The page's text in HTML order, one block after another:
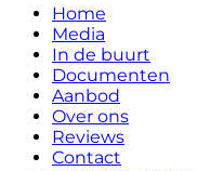
Home
Media
In de buurt
Documenten
Aanbod
Over ons
Reviews
Contact